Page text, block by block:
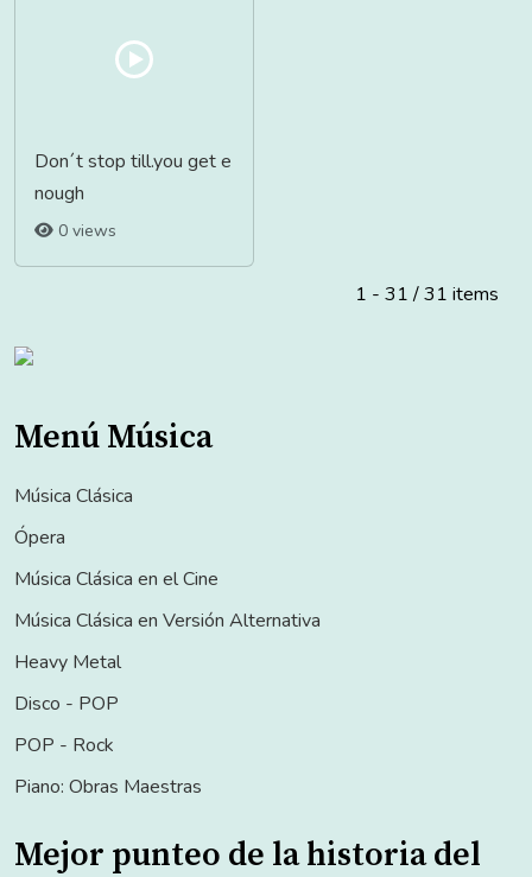
Don´t stop till.you get e
nough
0 views
1 - 31 / 31 items
Menú Música
Música Clásica
Ópera
Música Clásica en el Cine
Música Clásica en Versión Alternativa
Heavy Metal
Disco - POP
POP - Rock
Piano: Obras Maestras
Mejor punteo de la historia del